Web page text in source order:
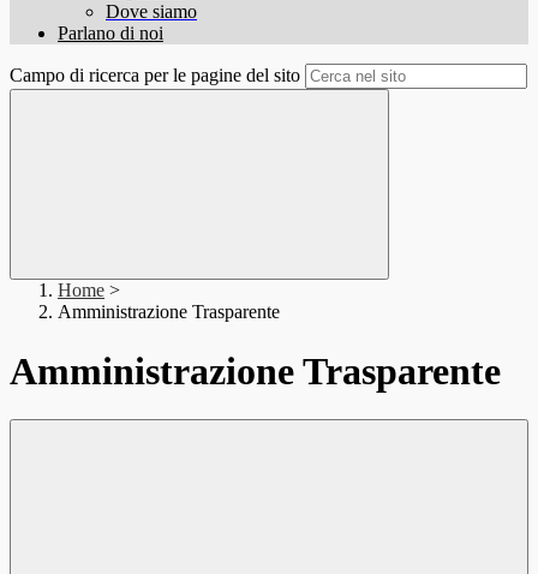
Dove siamo
Parlano di noi
Campo di ricerca per le pagine del sito
Home >
Amministrazione Trasparente
Amministrazione Trasparente